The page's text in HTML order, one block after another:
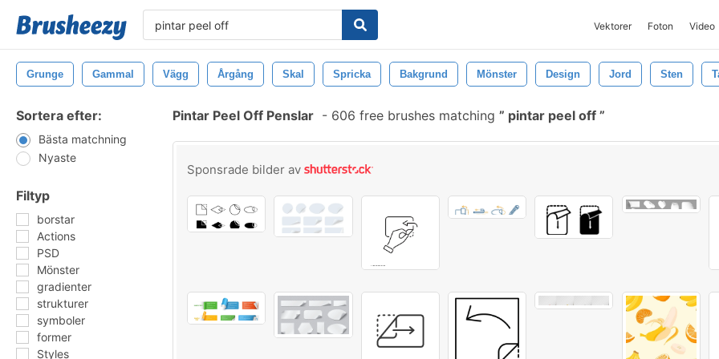
Vektorer Foton Video
Grunge Gammal Vägg Årgång Skal Spricka Bakgrund Mönster Design Jord Sten
Sortera efter:
Bästa matchning
Nyaste
Filtyp
borstar
Actions
PSD
Mönster
gradienter
strukturer
symboler
former
Styles
Pintar Peel Off Penslar - 606 free brushes matching pintar peel off
Sponsrade bilder av